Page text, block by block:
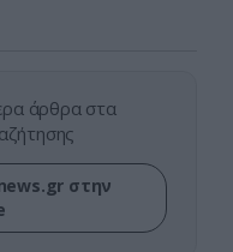
άρθρα στα
στην